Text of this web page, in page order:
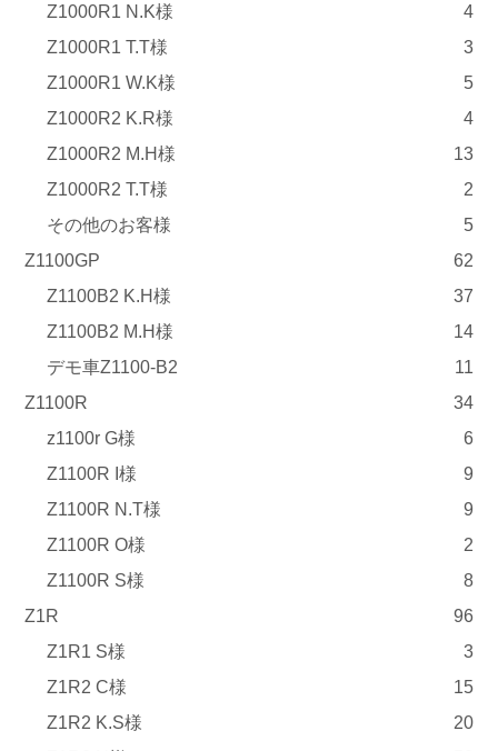
Z1000R1 N.K様
4
Z1000R1 T.T様
3
Z1000R1 W.K様
5
Z1000R2 K.R様
4
Z1000R2 M.H様
13
Z1000R2 T.T様
2
その他のお客様
5
Z1100GP
62
Z1100B2 K.H様
37
Z1100B2 M.H様
14
デモ車Z1100-B2
11
Z1100R
34
z1100r G様
6
Z1100R I様
9
Z1100R N.T様
9
Z1100R O様
2
Z1100R S様
8
Z1R
96
Z1R1 S様
3
Z1R2 C様
15
Z1R2 K.S様
20